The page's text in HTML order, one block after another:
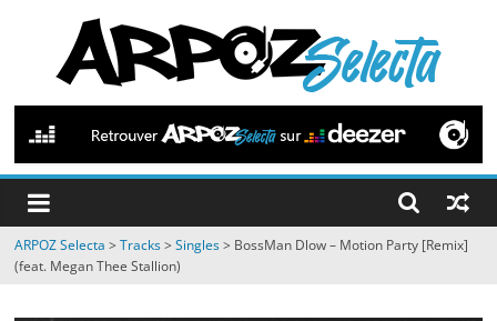
contenu
ARPOZ
Selecta
by
ARPOZ
ARPOZ Selecta >Tracks>Singles> BossMan Dlow – Motion Party [Remix]
(feat. Megan Thee Stallion)